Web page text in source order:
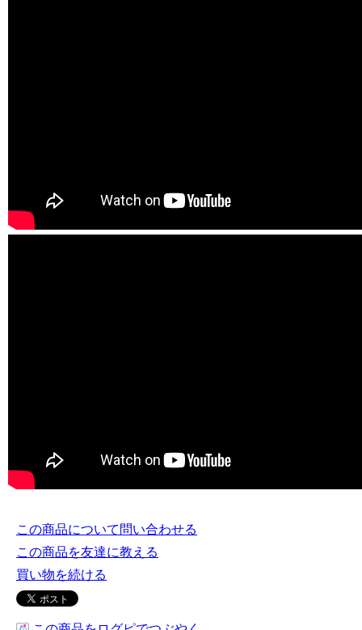
この商品について問い合わせる
この商品を友達に教える
買い物を続ける